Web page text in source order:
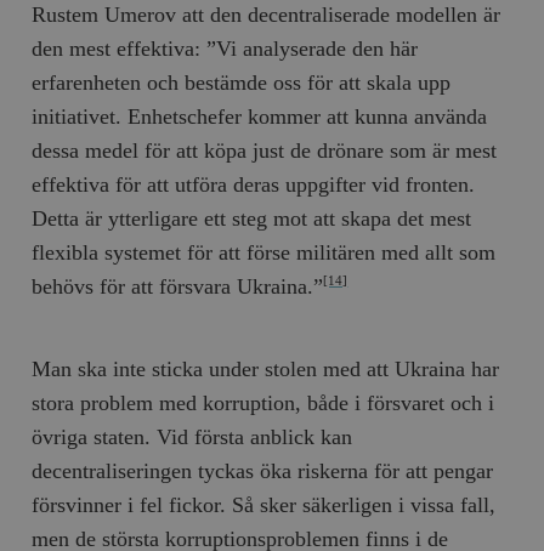
Rustem Umerov att den decentraliserade modellen är
den mest effektiva: ”Vi analyserade den här
erfarenheten och bestämde oss för att skala upp
initiativet. Enhetschefer kommer att kunna använda
dessa medel för att köpa just de drönare som är mest
effektiva för att utföra deras uppgifter vid fronten.
Detta är ytterligare ett steg mot att skapa det mest
flexibla systemet för att förse militären med allt som
behövs för att försvara Ukraina.”[14]
Man ska inte sticka under stolen med att Ukraina har
stora problem med korruption, både i försvaret och i
övriga staten. Vid första anblick kan
decentraliseringen tyckas öka riskerna för att pengar
försvinner i fel fickor. Så sker säkerligen i vissa fall,
men de största korruptionsproblemen finns i de